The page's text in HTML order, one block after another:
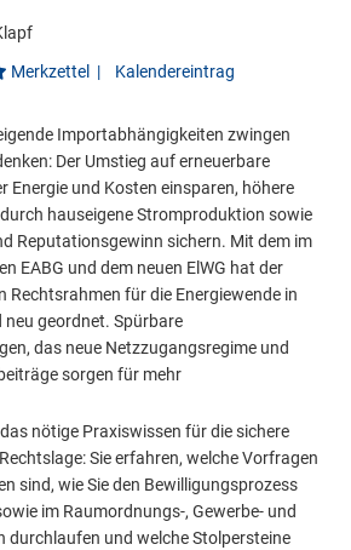
Merkzettel | Kalendereintrag
Importabhängigkeiten zwingen
Der Umstieg auf erneuerbare
Energie und Kosten einsparen, höhere
hauseigene Stromproduktion sowie
Reputationsgewinn sichern. Mit dem im
EABG und dem neuen ElWG hat der
Rechtsrahmen für die Energiewende in
geordnet. Spürbare
das neue Netzzugangsregime und
sorgen für mehr
nötige Praxiswissen für die sichere
Sie erfahren, welche Vorfragen
sind, wie Sie den Bewilligungsprozess
im Raumordnungs-, Gewerbe- und
durchlaufen und welche Stolpersteine